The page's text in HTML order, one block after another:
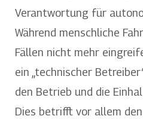
Verantwortung für
Während menschliche
Fällen nicht mehr
ein „technischer
den Betrieb und die
Dies betrifft vor allem